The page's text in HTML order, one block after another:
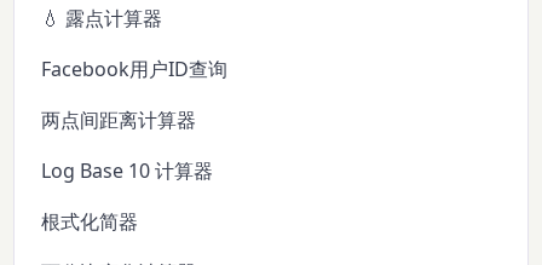
💧 露点计算器
Facebook用户ID查询
两点间距离计算器
Log Base 10 计算器
根式化简器